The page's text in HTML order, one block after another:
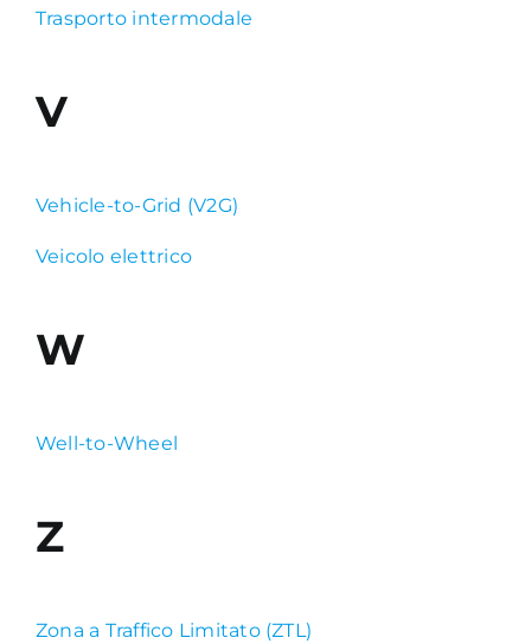
Trasporto intermodale
V
Vehicle-to-Grid (V2G)
Veicolo elettrico
W
Well-to-Wheel
Z
Zona a Traffico Limitato (ZTL)